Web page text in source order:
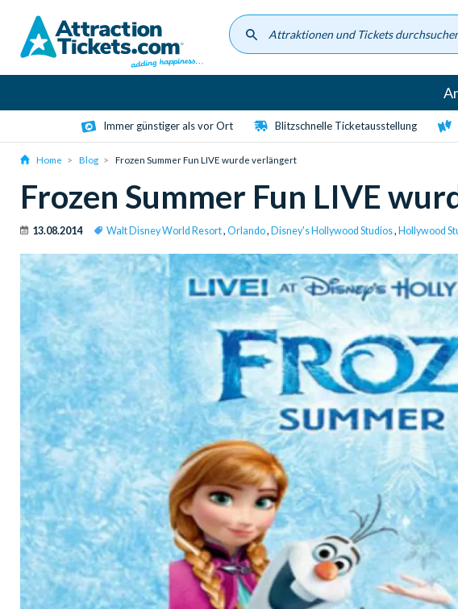
content
Immer günstiger als vor Ort Blitzschnelle Ticketausstellung
Home Blog Frozen Summer Fun LIVE wurde verlängert
Frozen Summer Fun LIVE
13.08.2014 Walt Disney World Resort, Orlando, Disney's Hollywood Studios, Hollywood